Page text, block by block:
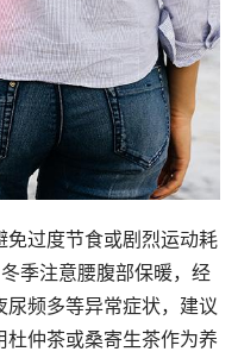
免过度节食或剧烈运动耗
季注意腰腹部保暖，经
频多等异常症状，建议
仲茶或桑寄生茶作为养